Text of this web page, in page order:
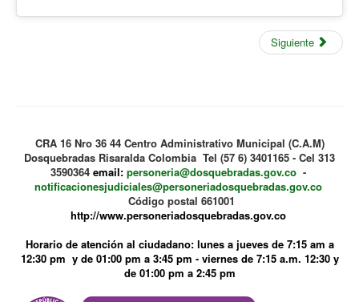
Siguiente
CRA 16 Nro 36 44 Centro Administrativo Municipal (C.A.M)
Dosquebradas Risaralda Colombia Tel (57 6) 3401165 - Cel 313
3590364 email: personeria@dosquebradas.gov.co-
notificacionesjudiciales@personeriadosquebradas.gov.co
Código postal 661001
http://www.personeriadosquebradas.gov.co
Horario de atención al ciudadano: lunes a jueves de 7:15 am a
12:30 pm y de 01:00 pm a 3:45 pm - viernes de 7:15 a.m. 12:30 y
de 01:00 pm a 2:45 pm